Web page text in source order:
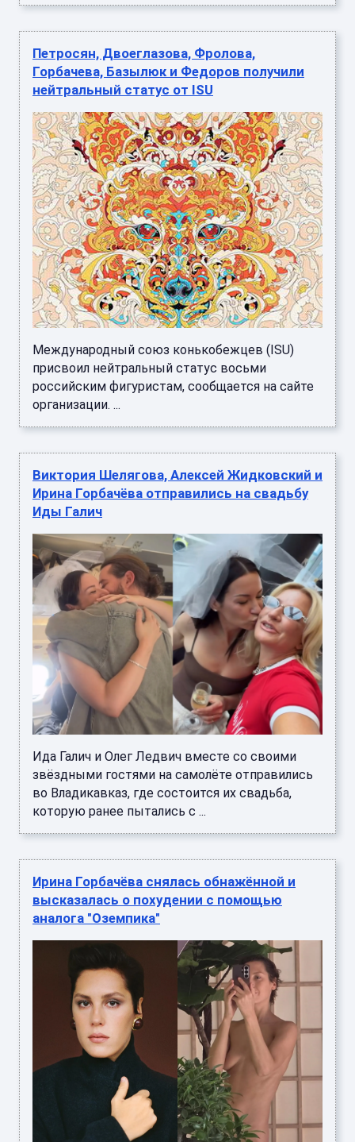
Петросян, Двоеглазова, Фролова,
Горбачева, Базылюк и Федоров получили
нейтральный статус от ISU
Международный союз конькобежцев (ISU)
присвоил нейтральный статус восьми
российским фигуристам, сообщается на сайте
организации. ...
Виктория Шелягова, Алексей Жидковский и
Ирина Горбачёва отправились на свадьбу
Иды Галич
Ида Галич и Олег Ледвич вместе со своими
звёздными гостями на самолёте отправились
во Владикавказ, где состоится их свадьба,
которую ранее пытались с ...
Ирина Горбачёва снялась обнажённой и
высказалась о похудении с помощью
аналога "Оземпика"